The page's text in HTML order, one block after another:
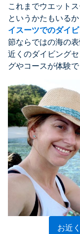
これまでウエット
というかたもいる
イスーツでのダイ
節ならではの海の
近くのダイビング
グやコースが体験
お近